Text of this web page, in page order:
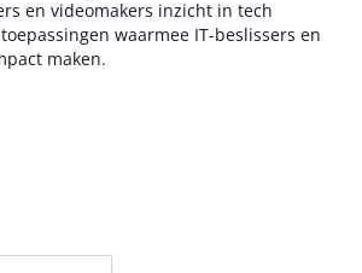
en videomakers inzicht in tech
waarmee IT-beslissers en
maken.